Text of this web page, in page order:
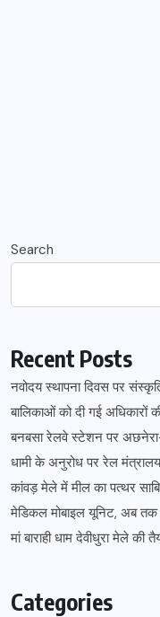
Search
Recent Posts
नवोदय स्थापना दिवस पर
बालिकाओं को दी गई अधिकारों
बनबसा रेलवे स्टेशन पर
धामी के अनुरोध पर रेल
कांवड़ मेले में मील का पत्थर
मेडिकल मोबाइल यूनिट, अब तक
मां बाराही धाम देवीधुरा मेले की
Categories